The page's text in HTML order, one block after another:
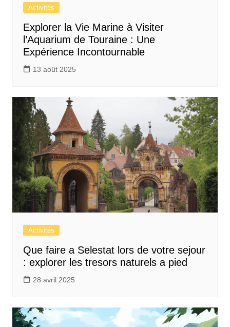
Activités
Explorer la Vie Marine à Visiter
l’Aquarium de Touraine : Une
Expérience Incontournable
13 août 2025
Activités
Que faire a Selestat lors de votre sejour
: explorer les tresors naturels a pied
28 avril 2025